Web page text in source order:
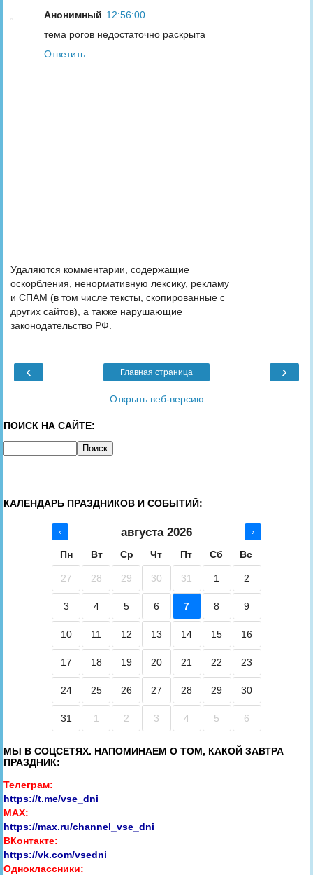
Анонимный 12:56:00
тема рогов недостаточно раскрыта
Ответить
Удаляются комментарии, содержащие
оскорбления, ненормативную лексику, рекламу
и СПАМ (в том числе тексты, скопированные с
других сайтов), а также нарушающие
законодательство РФ.
‹ ›
Главная страница
Открыть веб-версию
ПОИСК НА САЙТЕ:
КАЛЕНДАРЬ ПРАЗДНИКОВ И СОБЫТИЙ:
‹ августа 2026 ›
Пн Вт Ср Чт Пт Сб Вс
27 28 29 30 31 1 2
3 4 5 6 7 8 9
10 11 12 13 14 15 16
17 18 19 20 21 22 23
24 25 26 27 28 29 30
31 1 2 3 4 5 6
МЫ В СОЦСЕТЯХ. НАПОМИНАЕМ О ТОМ, КАКОЙ ЗАВТРА
ПРАЗДНИК:
Телеграм:
https://t.me/vse_dni
MAX:
https://max.ru/channel_vse_dni
ВКонтакте:
https://vk.com/vsedni
Одноклассники: